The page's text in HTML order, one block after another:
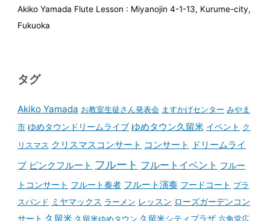
Akiko Yamada Flute Lesson : Miyanojin 4-1-13, Kurume-city,
Fukuoka
タグ
Akiko Yamada お教室生徒さん発表会 ますかげセンター みやま
市 ゆめタウンドリームライブ ゆめタウン久留米 イベント ク
リスマス クリスマスコンサート コンサート
ドリームライ
ブ ピンクフルート フルート フルートイベント フルー
トコンサート フルート奏者 フルート演奏 フードコート ブラ
スバンド ミヤマックス ラーメン レッスン ローズガーデンコン
サート 久留米 久留米ゆめタウン 久留米シティプラザ 六角堂広